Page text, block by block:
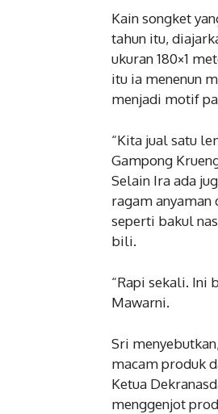
Kain songket
tahun itu,
ukuran 180×1
itu ia menenun
menjadi motif
“Kita jual satu
Gampong
Selain Ira ada
ragam
seperti bakul
bili.
“Rapi sekali. Ini
Mawarni.
Sri
macam produk
Ketua
menggenjot